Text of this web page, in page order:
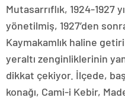
Mutasarrıflık, 1924-1927
yönetilmiş, 1927’den
Kaymakamlık haline
yeraltı zenginliklerinin
dikkat çekiyor. İlçede,
konağı, Cami-i Kebir,